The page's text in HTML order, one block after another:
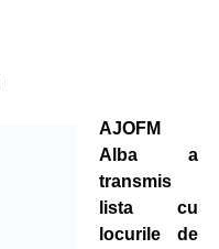
AJOFM
Alba a
transmis
lista cu
locurile de